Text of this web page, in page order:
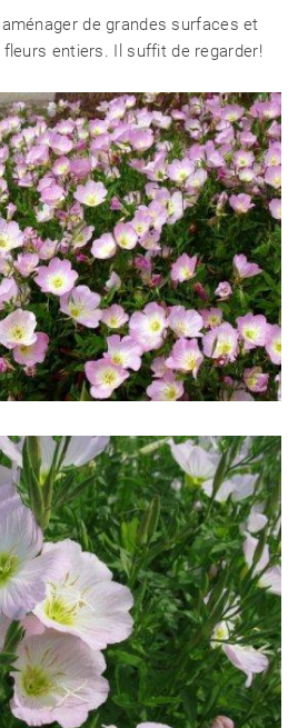
de grandes surfaces et
entiers. Il suffit de regarder!